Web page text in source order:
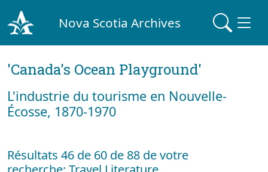
Nova Scotia Archives
'Canada's Ocean Playground'
L'industrie du tourisme en Nouvelle-
Écosse, 1870-1970
Résultats 46 de 60 de 88 de votre